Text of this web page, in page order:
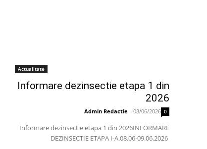
Actualitate
Informare dezinsectie etapa 1 din
2026
Admin Redactie - 08/06/2026 0
Informare dezinsectie etapa 1 din 2026INFORMARE
DEZINSECTIE ETAPA I-A.08.06-09.06.2026